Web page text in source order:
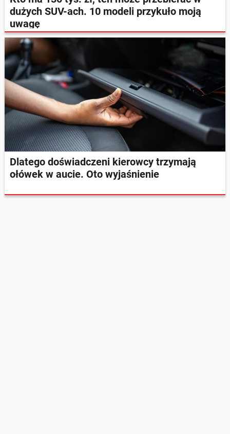
dużych SUV-ach. 10 modeli przykuło moją
uwagę
Dlatego doświadczeni kierowcy trzymają
ołówek w aucie. Oto wyjaśnienie